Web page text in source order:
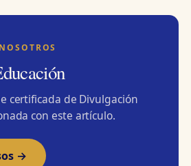
certificada de Divulgación
con este artículo.
→